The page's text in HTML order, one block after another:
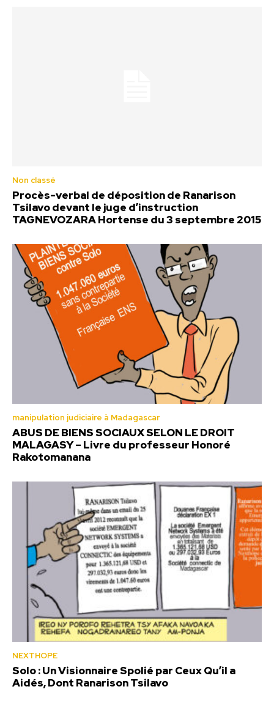
Non classé
Procès-verbal de déposition de Ranarison
Tsilavo devant le juge d’instruction
TAGNEVOZARA Hortense du 3 septembre 2015
manipulation judiciaire à Madagascar
ABUS DE BIENS SOCIAUX SELON LE DROIT
MALAGASY – Livre du professeur Honoré
Rakotomanana
NEXTHOPE
Solo : Un Visionnaire Spolié par Ceux Qu’il a
Aidés, Dont Ranarison Tsilavo